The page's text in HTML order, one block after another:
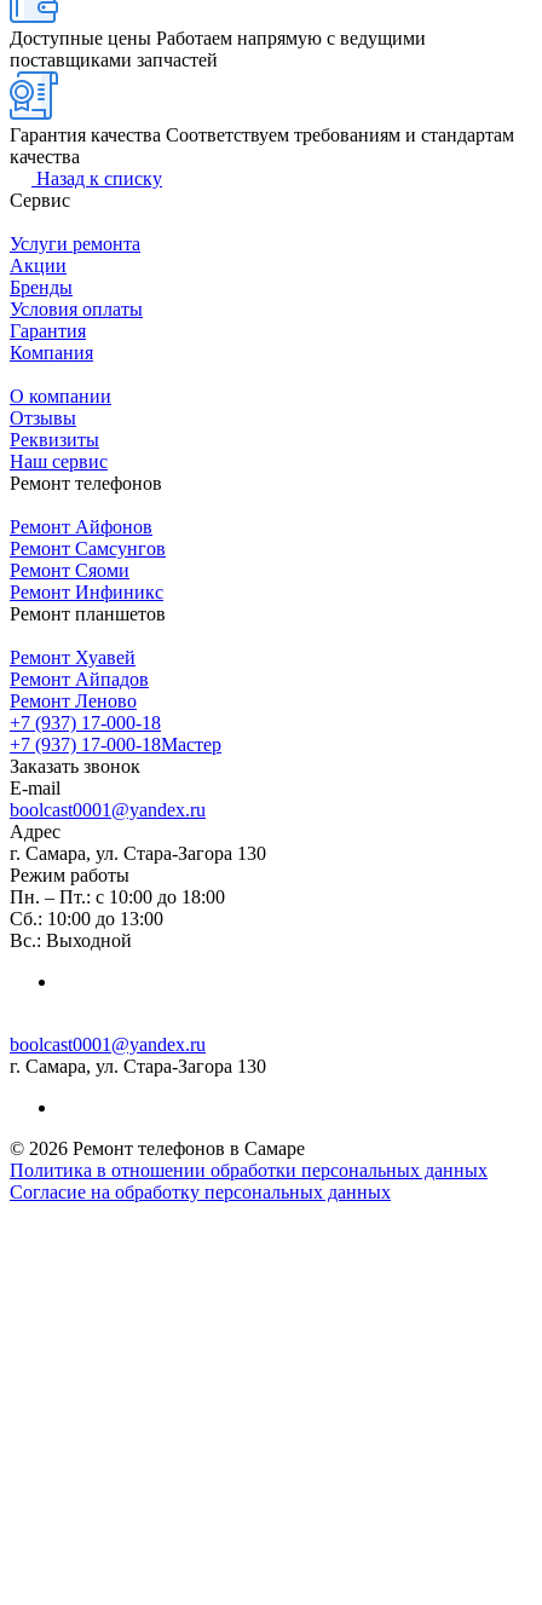
Доступные цены Работаем напрямую с ведущими
поставщиками запчастей
Гарантия качества Соответствуем требованиям и стандартам
качества
Назад к списку
Сервис
Услуги ремонта
Акции
Бренды
Условия оплаты
Гарантия
Компания
О компании
Отзывы
Реквизиты
Наш сервис
Ремонт телефонов
Ремонт Айфонов
Ремонт Самсунгов
Ремонт Сяоми
Ремонт Инфиникс
Ремонт планшетов
Ремонт Хуавей
Ремонт Айпадов
Ремонт Леново
+7 (937) 17-000-18
+7 (937) 17-000-18Мастер
Заказать звонок
E-mail
boolcast0001@yandex.ru
Адрес
г. Самара, ул. Стара-Загора 130
Режим работы
Пн. – Пт.: с 10:00 до 18:00
Сб.: 10:00 до 13:00
Вс.: Выходной
boolcast0001@yandex.ru
г. Самара, ул. Стара-Загора 130
© 2026 Ремонт телефонов в Самаре
Политика в отношении обработки персональных данных
Согласие на обработку персональных данных